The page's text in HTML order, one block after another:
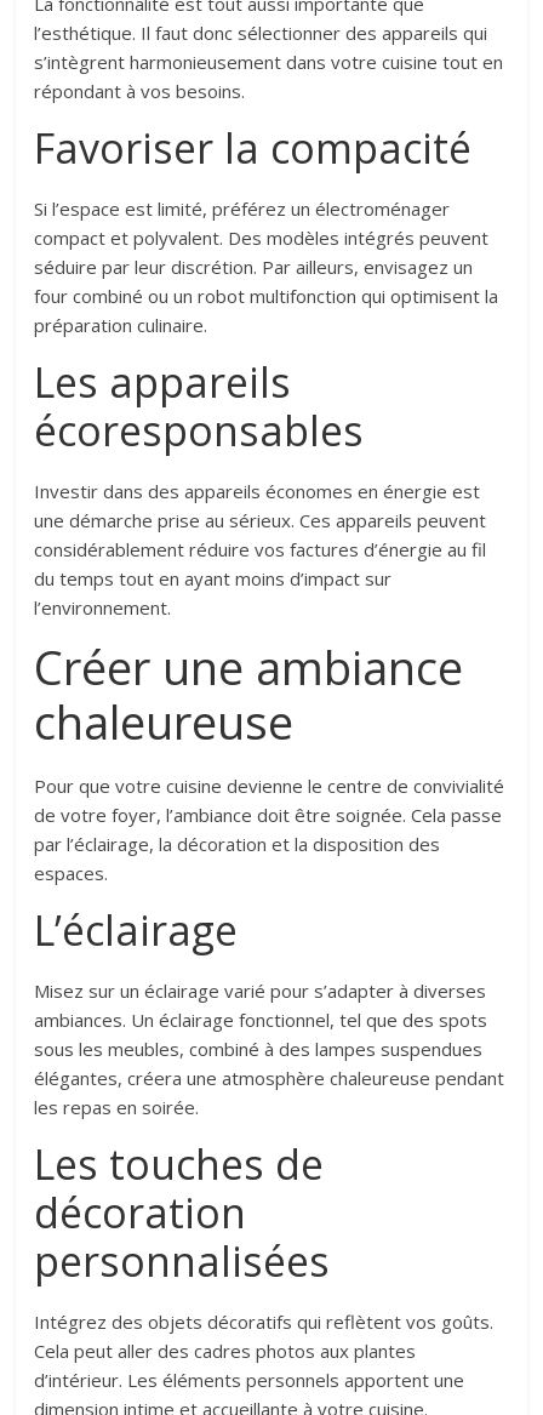
l’esthétique. Il faut donc sélectionner des appareils qui
s’intègrent harmonieusement dans votre cuisine tout en
répondant à vos besoins.
Favoriser la compacité
Si l’espace est limité, préférez un électroménager
compact et polyvalent. Des modèles intégrés peuvent
séduire par leur discrétion. Par ailleurs, envisagez un
four combiné ou un robot multifonction qui optimisent la
préparation culinaire.
Les appareils
écoresponsables
Investir dans des appareils économes en énergie est
une démarche prise au sérieux. Ces appareils peuvent
considérablement réduire vos factures d’énergie au fil
du temps tout en ayant moins d’impact sur
l’environnement.
Créer une ambiance
chaleureuse
Pour que votre cuisine devienne le centre de convivialité
de votre foyer, l’ambiance doit être soignée. Cela passe
par l’éclairage, la décoration et la disposition des
espaces.
L’éclairage
Misez sur un éclairage varié pour s’adapter à diverses
ambiances. Un éclairage fonctionnel, tel que des spots
sous les meubles, combiné à des lampes suspendues
élégantes, créera une atmosphère chaleureuse pendant
les repas en soirée.
Les touches de
décoration
personnalisées
Intégrez des objets décoratifs qui reflètent vos goûts.
Cela peut aller des cadres photos aux plantes
d’intérieur. Les éléments personnels apportent une
dimension intime et accueillante à votre cuisine.